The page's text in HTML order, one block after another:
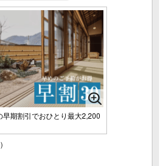
早期割引でおひとり最大2,200